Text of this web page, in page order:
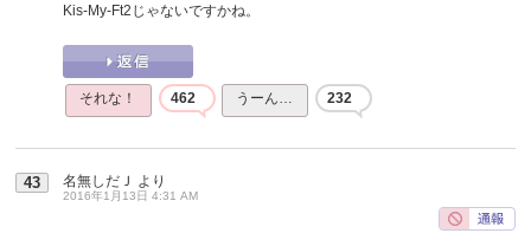
Kis-My-Ft2じゃないですかね。
それな！ 462 うーん… 232
43 名無しだＪ より
2016年1月13日 4:31 AM